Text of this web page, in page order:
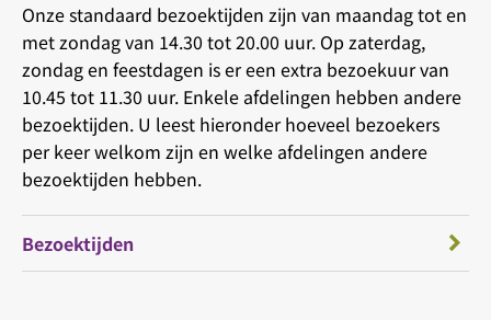
Onze standaard bezoektijden zijn van maandag tot en
met zondag van 14.30 tot 20.00 uur. Op zaterdag,
zondag en feestdagen is er een extra bezoekuur van
10.45 tot 11.30 uur. Enkele afdelingen hebben andere
bezoektijden. U leest hieronder hoeveel bezoekers
per keer welkom zijn en welke afdelingen andere
bezoektijden hebben.
Bezoektijden